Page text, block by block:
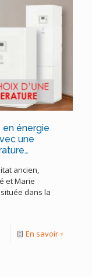
énergie
une
ancien,
et Marie
dans la
En savoir +